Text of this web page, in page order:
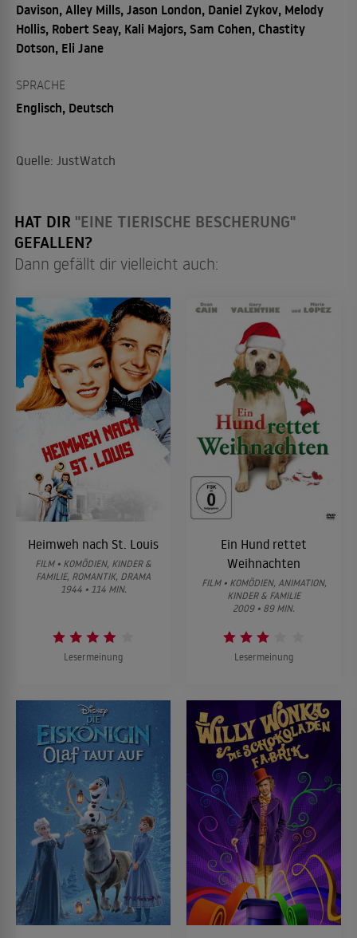
Davison, Alley Mills, Jason London, Daniel Zykov, Melody
Hollis, Robert Seay, Kali Majors, Sam Cohen, Chastity
Dotson, Eli Jane
SPRACHE
Englisch, Deutsch
Quelle: JustWatch
HAT DIR "EINE TIERISCHE BESCHERUNG"
GEFALLEN?
Dann gefällt dir vielleicht auch:
Heimweh nach St. Louis
FILM • KOMÖDIEN, KINDER &
FAMILIE, ROMANTIK, DRAMA
1944 • 114 MIN.
Lesermeinung
Ein Hund rettet
Weihnachten
FILM • KOMÖDIEN, ANIMATION,
KINDER & FAMILIE
2009 • 89 MIN.
Lesermeinung